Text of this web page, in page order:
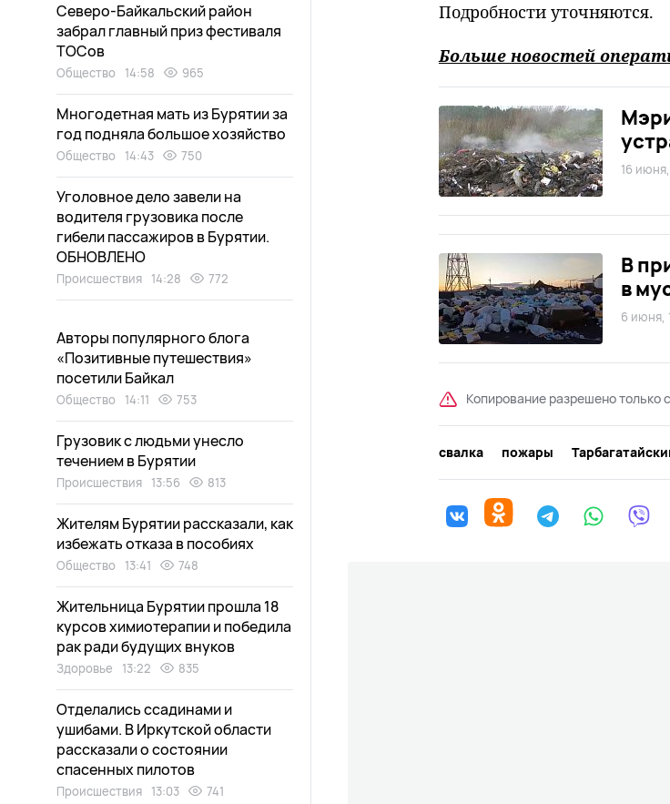
Подробности уточняются.
Больше новостей
16 июня,
В
в
6 июня,
Копирование разрешено только
свалка пожары
Северо-Байкальский район
забрал главный приз фестиваля
ТОСов
Общество 14:58 965
Многодетная мать из Бурятии за
год подняла большое хозяйство
Общество 14:43 750
Уголовное дело завели на
водителя грузовика после
гибели пассажиров в Бурятии.
ОБНОВЛЕНО
Происшествия 14:28 772
Авторы популярного блога
«Позитивные путешествия»
посетили Байкал
Общество 14:11 753
Грузовик с людьми унесло
течением в Бурятии
Происшествия 13:56 813
Жителям Бурятии рассказали, как
избежать отказа в пособиях
Общество 13:41 748
Жительница Бурятии прошла 18
курсов химиотерапии и победила
рак ради будущих внуков
Здоровье 13:22 835
Отделались ссадинами и
ушибами. В Иркутской области
рассказали о состоянии
спасенных пилотов
Происшествия 13:03 741